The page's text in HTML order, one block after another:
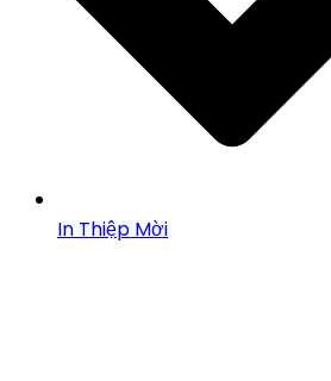
In Thiệp Mời